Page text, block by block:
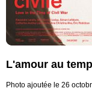
L'amour au
Photo ajoutée le 26